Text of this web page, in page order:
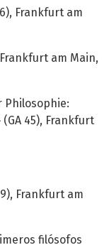
Frankfurt am
am Main,
Philosophie:
45), Frankfurt
Frankfurt am
filósofos